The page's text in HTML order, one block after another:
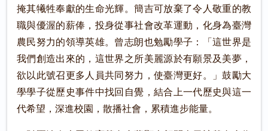
掩其犧牲奉獻的生命光輝。簡吉可放棄了令人敬重的教
職與優渥的薪俸，投身從事社會改革運動，化身為臺灣
農民努力的領導英雄。曾志朗也勉勵學子：「這世界是
我們創造出來的，這世界之所美麗源於有願景及美夢，
欲以此號召更多人員共同努力，使臺灣更好。」鼓勵大
學學子從歷史事件中找回自覺，結合上一代歷史與這一
代希望，深進校園，散播社會，累積進步能量。